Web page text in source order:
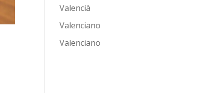
Valencià
Valenciano
Valenciano